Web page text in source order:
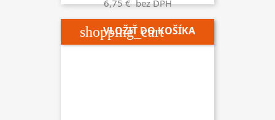
6,75 €bez DPH
shopping_cart
VLOŽIŤ DO KOŠÍKA